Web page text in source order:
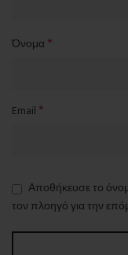
Όνομα *
Email *
Αποθήκευσε το
τον πλοηγό για την